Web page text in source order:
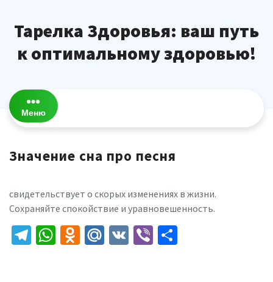
содержимому
Тарелка Здоровья: ваш путь
к оптимальному здоровью!
Меню
Значение сна про песня
свидетельствует о скорых изменениях в жизни.
Сохраняйте спокойствие и уравновешенность.
Telegram
WhatsApp
Odnoklassniki
Mail.Ru
VK Viber